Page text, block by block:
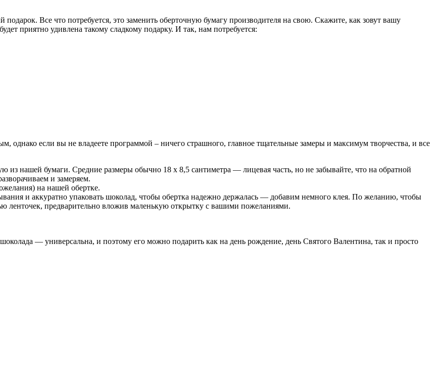
Все что потребуется, это заменить оберточную бумагу производителя на свою. Скажите, как зовут вашу
приятно удивлена такому сладкому подарку. И так, нам потребуется:
однако если вы не владеете программой – ничего страшного, главное тщательные замеры и максимум творчества, и все
из нашей бумаги. Средние размеры обычно 18 х 8,5 сантиметра — лицевая часть, но не забывайте, что на обратной
и замеряем.
на нашей обертке.
и аккуратно упаковать шоколад, чтобы обертка надежно держалась — добавим немного клея. По желанию, чтобы
ленточек, предварительно вложив маленькую открытку с вашими пожеланиями.
— универсальна, и поэтому его можно подарить как на день рождение, день Святого Валентина, так и просто